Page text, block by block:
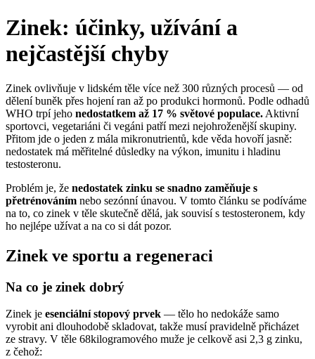
Zinek: účinky, užívání a
nejčastější chyby
Zinek ovlivňuje v lidském těle více než 300 různých procesů — od
dělení buněk přes hojení ran až po produkci hormonů. Podle odhadů
WHO trpí jeho nedostatkem až 17 % světové populace. Aktivní
sportovci, vegetariáni či vegáni patří mezi nejohroženější skupiny.
Přitom jde o jeden z mála mikronutrientů, kde věda hovoří jasně:
nedostatek má měřitelné důsledky na výkon, imunitu i hladinu
testosteronu.
Problém je, že nedostatek zinku se snadno zaměňuje s
přetrénováním nebo sezónní únavou. V tomto článku se podíváme
na to, co zinek v těle skutečně dělá, jak souvisí s testosteronem, kdy
ho nejlépe užívat a na co si dát pozor.
Zinek ve sportu a regeneraci
Na co je zinek dobrý
Zinek je esenciální stopový prvek — tělo ho nedokáže samo
vyrobit ani dlouhodobě skladovat, takže musí pravidelně přicházet
ze stravy. V těle 68kilogramového muže je celkově asi 2,3 g zinku,
z čehož: